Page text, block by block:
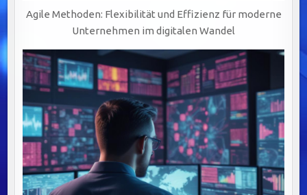
Agile Methoden: Flexibilität und Effizienz für moderne
Unternehmen im digitalen Wandel